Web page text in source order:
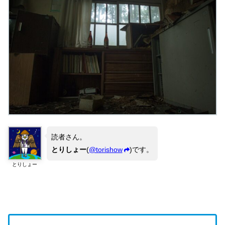
とりしょー
読者さん。
とりしょー(@torishow )です。